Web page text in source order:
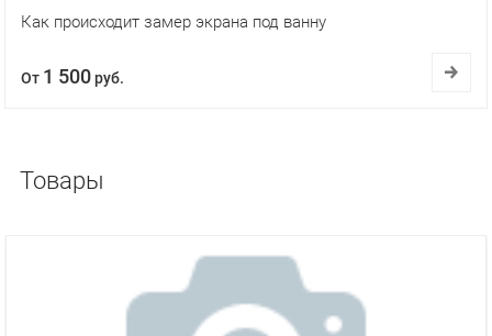
Как происходит замер экрана под ванну
От 1 500руб.
Товары